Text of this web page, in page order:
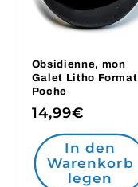
Obsidienne, mon
Galet Litho Format
Poche
Normaler
Preis
14,99€
In den
Warenkorb
legen